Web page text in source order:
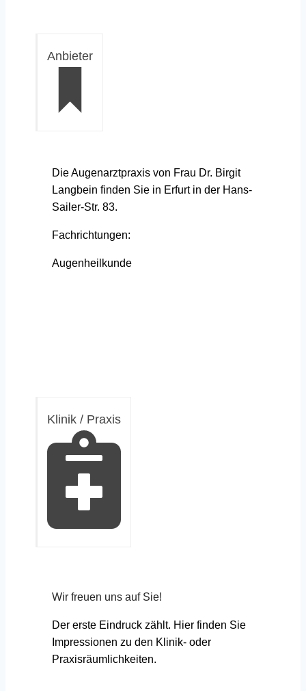
Anbieter
Die Augenarztpraxis von Frau Dr. Birgit
Langbein finden Sie in Erfurt in der Hans-
Sailer-Str. 83.
Fachrichtungen:
Augenheilkunde
Klinik / Praxis
Wir freuen uns auf Sie!
Der erste Eindruck zählt. Hier finden Sie
Impressionen zu den Klinik- oder
Praxisräumlichkeiten.